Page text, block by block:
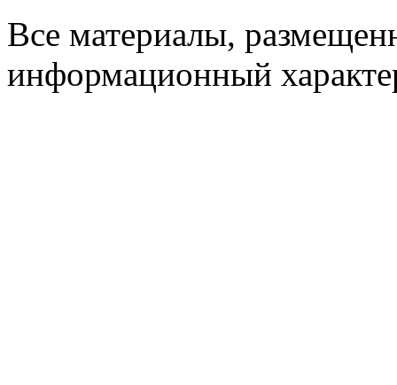
Все материалы,
информационный